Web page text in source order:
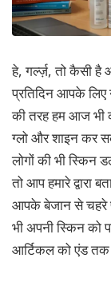
हे, गर्ल्ज़, तो कैसी
प्रतिदिन आपके
की तरह हम आज भी
ग्लो और शाइन कर
लोगों की भी स्किन
तो आप हमारे द्वारा
आपके बेजान से चहरे
भी अपनी स्किन को
आर्टिकल को एंड